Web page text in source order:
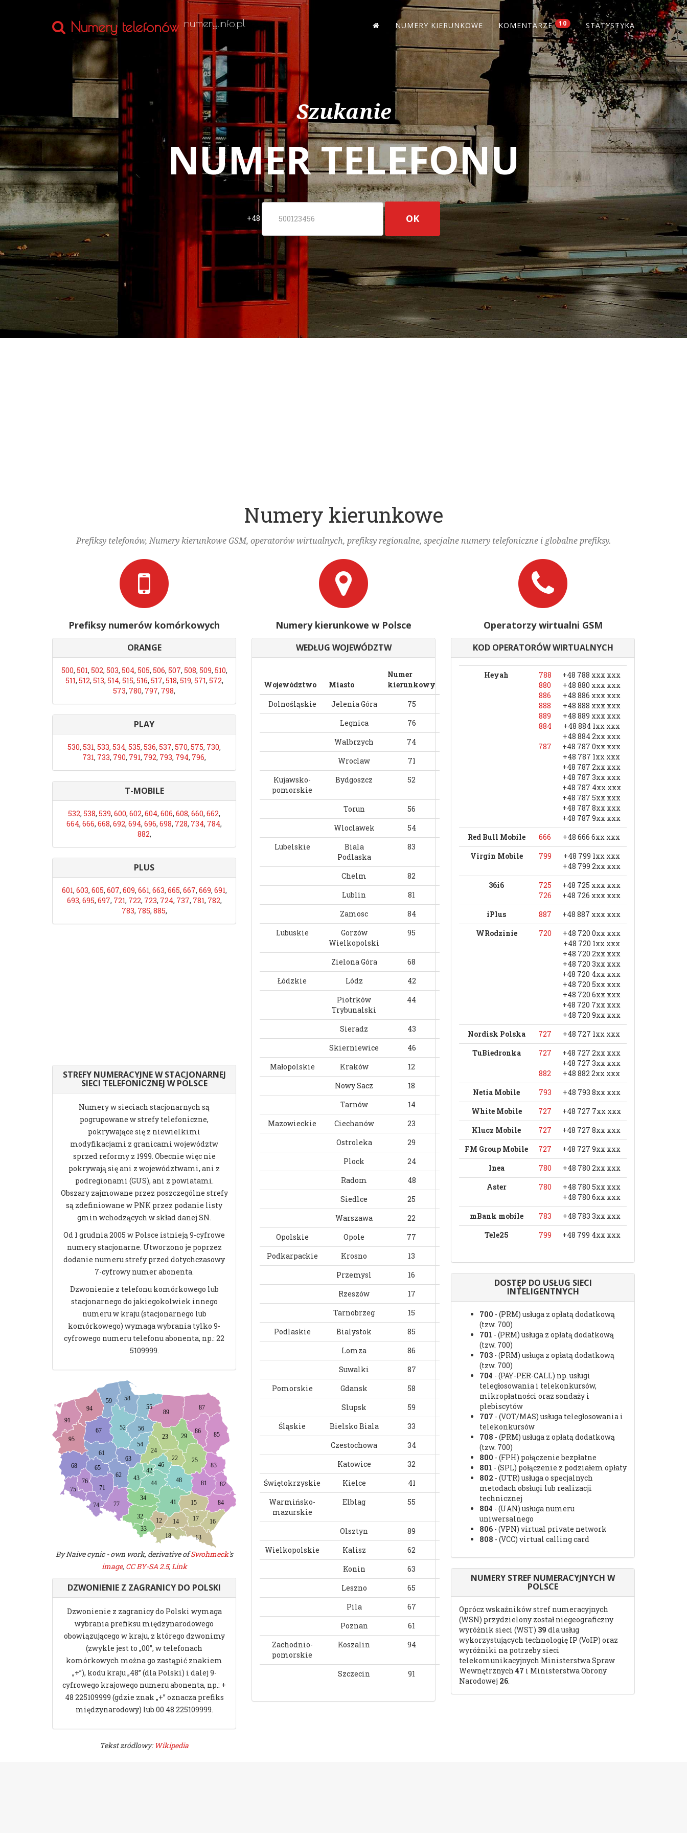
Numery telefonów numery.info.pl NUMERY KIERUNKOWE KOMENTARZE 10 STATYSTYKA
Szukanie
NUMER TELEFONU
+48 OK
Numery kierunkowe
Prefiksy telefonów, Numery kierunkowe GSM, operatorów wirtualnych, prefiksy regionalne, specjalne numery telefoniczne i globalne prefiksy.
Prefiksy numerów komórkowych
ORANGE
500, 501, 502, 503, 504, 505, 506, 507, 508, 509, 510,
511, 512, 513, 514, 515, 516, 517, 518, 519, 571, 572,
573, 780, 797, 798,
PLAY
530, 531, 533, 534, 535, 536, 537, 570, 575, 730,
731, 733, 790, 791, 792, 793, 794, 796,
T-MOBILE
532, 538, 539, 600, 602, 604, 606, 608, 660, 662,
664, 666, 668, 692, 694, 696, 698, 728, 734, 784,
882,
PLUS
601, 603, 605, 607, 609, 661, 663, 665, 667, 669, 691,
693, 695, 697, 721, 722, 723, 724, 737, 781, 782,
783, 785, 885,
STREFY NUMERACYJNE W STACJONARNEJ
SIECI TELEFONICZNEJ W POLSCE
Numery w sieciach stacjonarnych są
pogrupowane w strefy telefoniczne,
pokrywające się z niewielkimi
modyfikacjami z granicami województw
sprzed reformy z 1999. Obecnie więc nie
pokrywają się ani z województwami, ani z
podregionami (GUS), ani z powiatami.
Obszary zajmowane przez poszczególne strefy
są zdefiniowane w PNK przez podanie listy
gmin wchodzących w skład danej SN.
Od 1 grudnia 2005 w Polsce istnieją 9-cyfrowe
numery stacjonarne. Utworzono je poprzez
dodanie numeru strefy przed dotychczasowy
7-cyfrowy numer abonenta.
Dzwonienie z telefonu komórkowego lub
stacjonarnego do jakiegokolwiek innego
numeru w kraju (stacjonarnego lub
komórkowego) wymaga wybrania tylko 9-
cyfrowego numeru telefonu abonenta, np.: 22
5109999.
By Naive cynic - own work, derivative ofSwohmeck's
image, CC BY-SA 2.5,Link
DZWONIENIE Z ZAGRANICY DO POLSKI
Dzwonienie z zagranicy do Polski wymaga
wybrania prefiksu międzynarodowego
obowiązującego w kraju, z którego dzwonimy
(zwykle jest to „00”, w telefonach
komórkowych można go zastąpić znakiem
„+”), kodu kraju „48” (dla Polski) i dalej 9-
cyfrowego krajowego numeru abonenta, np.: +
48 225109999 (gdzie znak „+” oznacza prefiks
międzynarodowy) lub 00 48 225109999.
Tekst zródlowy: Wikipedia
Numery kierunkowe w Polsce
WEDŁUG WOJEWÓDZTW
Województwo Miasto
Numer
kierunkowy
Dolnośląskie
Jelenia Góra
75
Legnica
76
Walbrzych
74
Wroclaw
71
Kujawsko-
pomorskie
Bydgoszcz 52
Torun
56
Wloclawek
54
Lubelskie
Biala
Podlaska
83
Chelm
82
Lublin
81
Zamosc
84
Lubuskie
Gorzów
Wielkopolski
95
Zielona Góra
68
Łódzkie
Lódz
42
Piotrków
Trybunalski
44
Sieradz
43
Skierniewice
46
Małopolskie
Kraków
12
Nowy Sacz
18
Tarnów
14
Mazowieckie
Ciechanów
23
Ostroleka
29
Plock
24
Radom
48
Siedlce
25
Warszawa
22
Opolskie
Opole
77
Podkarpackie
Krosno
13
Przemysl
16
Rzeszów
17
Tarnobrzeg
15
Podlaskie
Bialystok
85
Lomza
86
Suwalki
87
Pomorskie
Gdansk
58
Slupsk
59
Śląskie
Bielsko Biala
33
Czestochowa
34
Katowice
32
Świętokrzyskie
Kielce
41
Warmińsko-
mazurskie
Elblag 55
Olsztyn
89
Wielkopolskie
Kalisz
62
Konin
63
Leszno
65
Pila
67
Poznan
61
Zachodnio-
pomorskie
Koszalin 94
Szczecin 91
Operatorzy wirtualni GSM
KOD OPERATORÓW WIRTUALNYCH
Heyah
788
880
886
888
889
884
787
+48 788 xxx xxx
+48 880 xxx xxx
+48 886 xxx xxx
+48 888 xxx xxx
+48 889 xxx xxx
+48 884 1xx xxx
+48 884 2xx xxx
+48 787 0xx xxx
+48 787 1xx xxx
+48 787 2xx xxx
+48 787 3xx xxx
+48 787 4xx xxx
+48 787 5xx xxx
+48 787 8xx xxx
+48 787 9xx xxx
Red Bull Mobile
666
+48 666 6xx xxx
Virgin Mobile
799
+48 799 1xx xxx
+48 799 2xx xxx
36i6
725
726
+48 725 xxx xxx
+48 726 xxx xxx
iPlus
887
+48 887 xxx xxx
WRodzinie
720
+48 720 0xx xxx
+48 720 1xx xxx
+48 720 2xx xxx
+48 720 3xx xxx
+48 720 4xx xxx
+48 720 5xx xxx
+48 720 6xx xxx
+48 720 7xx xxx
+48 720 9xx xxx
Nordisk Polska
727
+48 727 1xx xxx
TuBiedronka
727
882
+48 727 2xx xxx
+48 727 3xx xxx
+48 882 2xx xxx
Netia Mobile
793
+48 793 8xx xxx
White Mobile
727
+48 727 7xx xxx
Klucz Mobile
727
+48 727 8xx xxx
FM Group Mobile
727
+48 727 9xx xxx
Inea
780
+48 780 2xx xxx
Aster
780
+48 780 5xx xxx
+48 780 6xx xxx
mBank mobile
783
+48 783 3xx xxx
Tele25
799 +48 799 4xx xxx
DOSTĘP DO USŁUG SIECI
INTELIGENTNYCH
700 - (PRM) usługa z opłatą dodatkową
(tzw. 700)
701 - (PRM) usługa z opłatą dodatkową
(tzw. 700)
703 - (PRM) usługa z opłatą dodatkową
(tzw. 700)
704 - (PAY-PER-CALL) np. usługi
teległosowania i telekonkursów,
mikropłatności oraz sondaży i
plebiscytów
707 - (VOT/MAS) usługa teległosowania i
telekonkursów
708 - (PRM) usługa z opłatą dodatkową
(tzw. 700)
800 - (FPH) połączenie bezpłatne
801 - (SPL) połączenie z podziałem opłaty
802 - (UTR) usługa o specjalnych
metodach obsługi lub realizacji
technicznej
804 - (UAN) usługa numeru
uniwersalnego
806 - (VPN) virtual private network
808 - (VCC) virtual calling card
NUMERY STREF NUMERACYJNYCH W
POLSCE
Oprócz wskaźników stref numeracyjnych
(WSN) przydzielony został niegeograficzny
wyróżnik sieci (WST) 39 dla usług
wykorzystujących technologię IP (VoIP) oraz
wyróżniki na potrzeby sieci
telekomunikacyjnych Ministerstwa Spraw
Wewnętrznych 47 i Ministerstwa Obrony
Narodowej 26.